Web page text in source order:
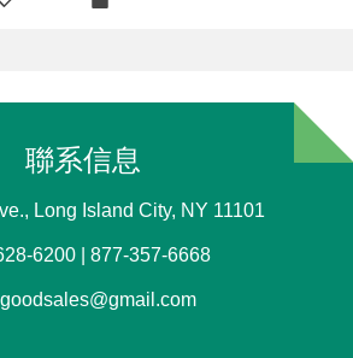
聯系信息
Long Island City, NY 11101
6200 | 877-357-6668